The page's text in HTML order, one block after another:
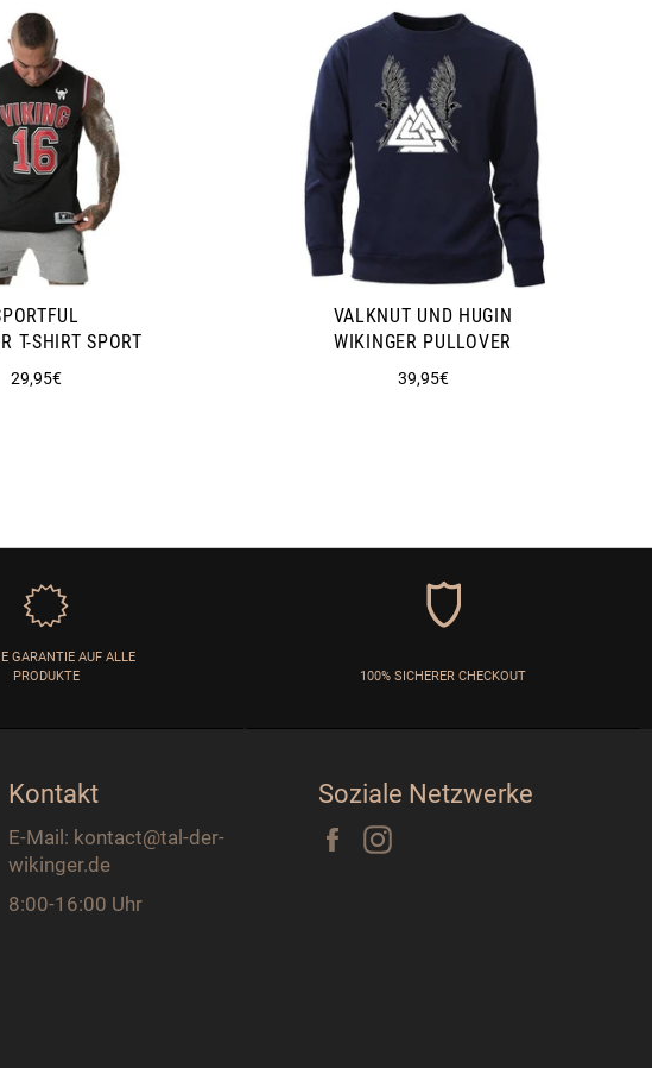
T-SHIRT SPORT
Normaler
29,95€
VALKNUT UND HUGIN
WIKINGER PULLOVER
Normaler
39,95€
GARANTIE AUF ALLE
PRODUKTE
100% SICHERER CHECKOUT
Kontakt
E-Mail: kontact@tal-der-
wikinger.de
8:00-16:00 Uhr
Soziale Netzwerke
Facebook